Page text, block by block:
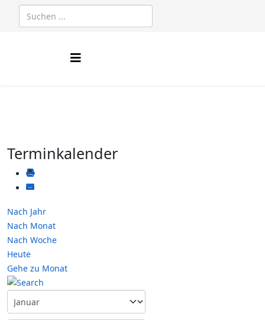
Terminkalender
Nach Jahr
Nach Monat
Nach Woche
Heute
Gehe zu Monat